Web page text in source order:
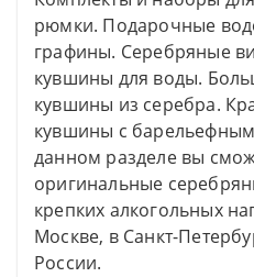
рюмки. Подарочные
графины. Серебряные
кувшины для воды.
кувшины из серебра.
кувшины с
данном разделе вы
оригинальные
крепких алкогольных
Москве, в Санкт-
России.